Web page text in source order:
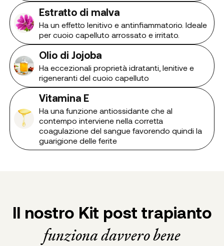
Estratto di malva
Ha un effetto lenitivo e antinfiammatorio. Ideale
per cuoio capelluto arrossato e irritato.
Olio di Jojoba
Ha eccezionali proprietà idratanti, lenitive e
rigeneranti del cuoio capelluto
Vitamina E
Ha una funzione antiossidante che al
contempo interviene nella corretta
coagulazione del sangue favorendo quindi la
guarigione delle ferite
Il nostro Kit post trapianto
funziona davvero bene